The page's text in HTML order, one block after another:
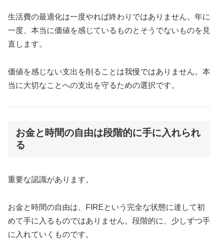
生活費の最適化は一度やれば終わりではありません。年に
一度、本当に価値を感じているものとそうでないものを見
直します。
価値を感じない支出を削ることは我慢ではありません。本
当に大切なことへの支出を守るための選択です。
お金と時間の自由は段階的に手に入れられ
る
重要な認識があります。
お金と時間の自由は、FIREという完全な状態に達して初
めて手に入るものではありません。段階的に、少しずつ手
に入れていくものです。